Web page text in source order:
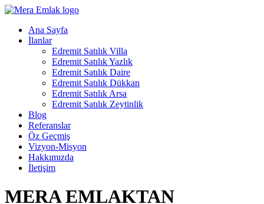
Ana Sayfa
İlanlar
Edremit Satılık Villa
Edremit Satılık Yazlık
Edremit Satılık Daire
Edremit Satılık Dükkan
Edremit Satılık Arsa
Edremit Satılık Zeytinlik
Blog
Referanslar
Öz Geçmiş
Vizyon-Misyon
Hakkımızda
İletişim
MERA EMLAKTAN